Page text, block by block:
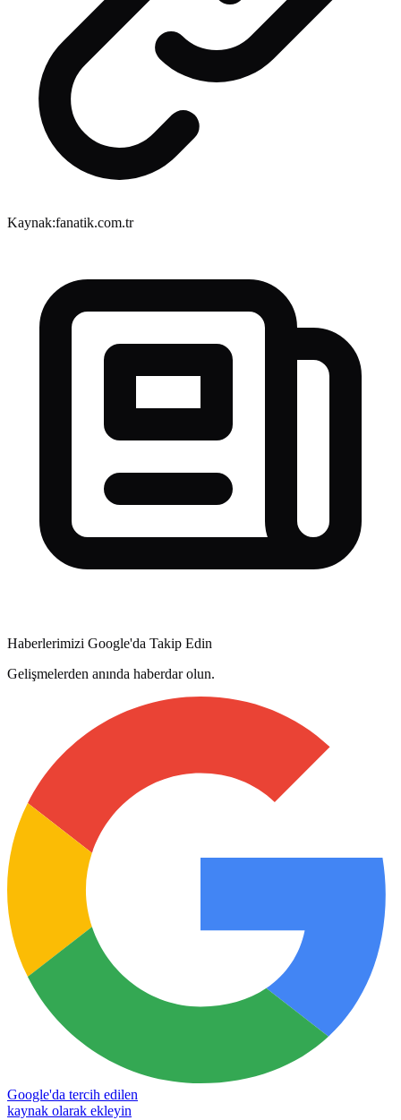
Kaynak:fanatik.com.tr
Haberlerimizi Google'da Takip Edin
Gelişmelerden anında haberdar olun.
Google'da tercih edilen
kaynak olarak ekleyin